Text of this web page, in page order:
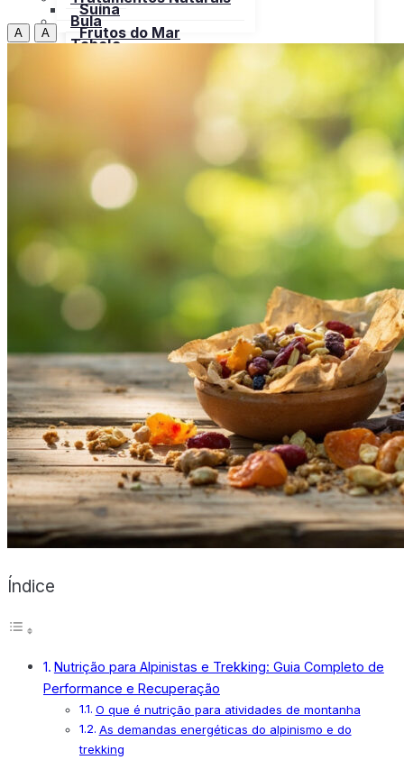
Suína
Frutos do Mar
Cereais
Verduras, Hortaliças
Bula
Bula
Tabela
Bovina
Frango
Peru
Frutos do Mar
Cereais
Gorduras e Óleos
Leite e Derivados
Verduras, Hortaliças
Bula
X
A A
Índice
Nutrição para Alpinistas e Trekking: Guia Completo de
Performance e Recuperação
O que é nutrição para atividades de montanha
As demandas energéticas do alpinismo e do
trekking